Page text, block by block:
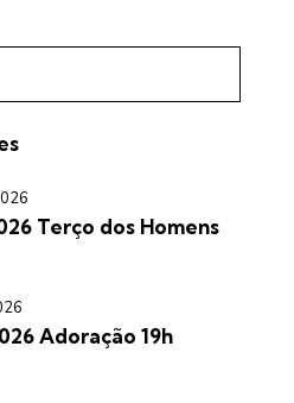
Terço dos Homens
Adoração 19h